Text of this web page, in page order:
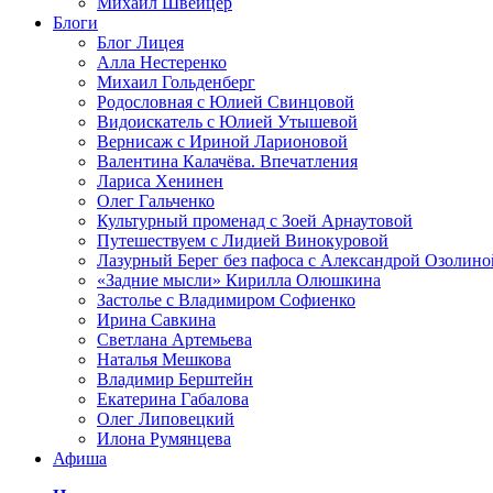
Блоги
Блог Лицея
Алла Нестеренко
Михаил Гольденберг
Родословная с Юлией Свинцовой
Видоискатель с Юлией Утышевой
Вернисаж с Ириной Ларионовой
Валентина Калачёва. Впечатления
Лариса Хенинен
Олег Гальченко
Культурный променад с Зоей Арнаутовой
Путешествуем с Лидией Винокуровой
Лазурный Берег без пафоса с Александрой
«Задние мысли» Кирилла Олюшкина
Застолье с Владимиром Софиенко
Ирина Савкина
Светлана Артемьева
Наталья Мешкова
Владимир Берштейн
Екатерина Габалова
Олег Липовецкий
Илона Румянцева
Афиша